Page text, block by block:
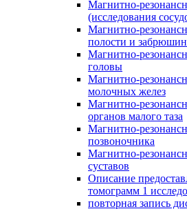
Магнитно-
(исследования
Магнитно-
полости и
Магнитно-
головы
Магнитно-
молочных желез
Магнитно-
органов малого таза
Магнитно-
позвоночника
Магнитно-
суставов
Описание
томограмм 1
повторная запись